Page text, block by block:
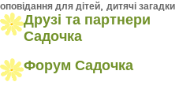
оповідання для дітей дитячі загадки
Друзі та партнери
Садочка
Форум Садочка